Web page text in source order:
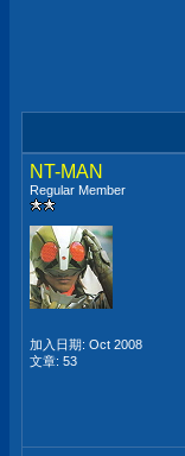
NT-MAN
Regular Member
加入日期: Oct 2008
文章: 53